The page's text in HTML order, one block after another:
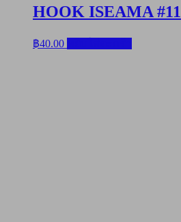
HOOK ISEAMA #11
฿40.00